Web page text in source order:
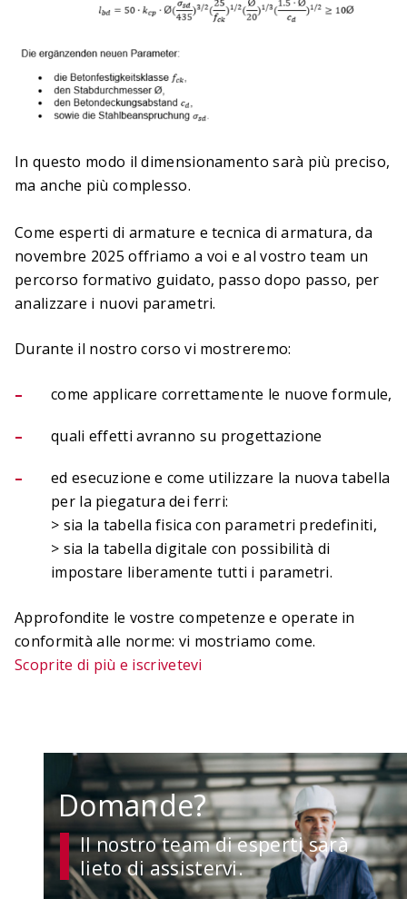
Lunghezze dei giunti di sovrapposizione,
ferri sagomati – calcolati in modo digitale secondo
la nuova norma SIA 262 (2025)
In questo modo il dimensionamento sarà più preciso,
ma anche più complesso.
Come esperti di armature e tecnica di armatura, da
novembre 2025 offriamo a voi e al vostro team un
percorso formativo guidato, passo dopo passo, per
analizzare i nuovi parametri.
Durante il nostro corso vi mostreremo:
come applicare correttamente le nuove formule,
quali effetti avranno su progettazione
ed esecuzione e come utilizzare la nuova tabella
per la piegatura dei ferri:
> sia la tabella fisica con parametri predefiniti,
> sia la tabella digitale con possibilità di
impostare liberamente tutti i parametri.
Approfondite le vostre competenze e operate in
conformità alle norme: vi mostriamo come.
Scoprite di più e iscrivetevi
Domande?
Il nostro team di esperti sarà
lieto di assistervi.